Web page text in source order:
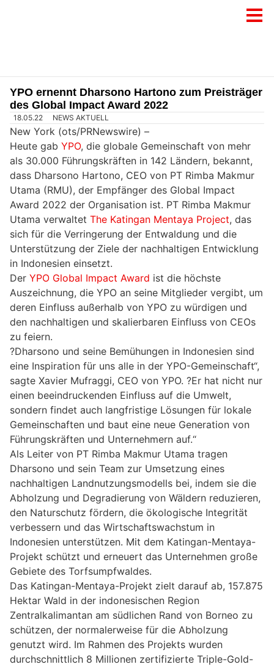
YPO ernennt Dharsono Hartono zum Preisträger
des Global Impact Award 2022
18.05.22 NEWS AKTUELL
New York (ots/PRNewswire) –
Heute gab YPO, die globale Gemeinschaft von mehr
als 30.000 Führungskräften in 142 Ländern, bekannt,
dass Dharsono Hartono, CEO von PT Rimba Makmur
Utama (RMU), der Empfänger des Global Impact
Award 2022 der Organisation ist. PT Rimba Makmur
Utama verwaltet The Katingan Mentaya Project, das
sich für die Verringerung der Entwaldung und die
Unterstützung der Ziele der nachhaltigen Entwicklung
in Indonesien einsetzt.
Der YPO Global Impact Award ist die höchste
Auszeichnung, die YPO an seine Mitglieder vergibt, um
deren Einfluss außerhalb von YPO zu würdigen und
den nachhaltigen und skalierbaren Einfluss von CEOs
zu feiern.
?Dharsono und seine Bemühungen in Indonesien sind
eine Inspiration für uns alle in der YPO-Gemeinschaft“,
sagte Xavier Mufraggi, CEO von YPO. ?Er hat nicht nur
einen beeindruckenden Einfluss auf die Umwelt,
sondern findet auch langfristige Lösungen für lokale
Gemeinschaften und baut eine neue Generation von
Führungskräften und Unternehmern auf.“
Als Leiter von PT Rimba Makmur Utama tragen
Dharsono und sein Team zur Umsetzung eines
nachhaltigen Landnutzungsmodells bei, indem sie die
Abholzung und Degradierung von Wäldern reduzieren,
den Naturschutz fördern, die ökologische Integrität
verbessern und das Wirtschaftswachstum in
Indonesien unterstützen. Mit dem Katingan-Mentaya-
Projekt schützt und erneuert das Unternehmen große
Gebiete des Torfsumpfwaldes.
Das Katingan-Mentaya-Projekt zielt darauf ab, 157.875
Hektar Wald in der indonesischen Region
Zentralkalimantan am südlichen Rand von Borneo zu
schützen, der normalerweise für die Abholzung
genutzt wird. Im Rahmen des Projekts wurden
durchschnittlich 8 Millionen zertifizierte Triple-Gold-